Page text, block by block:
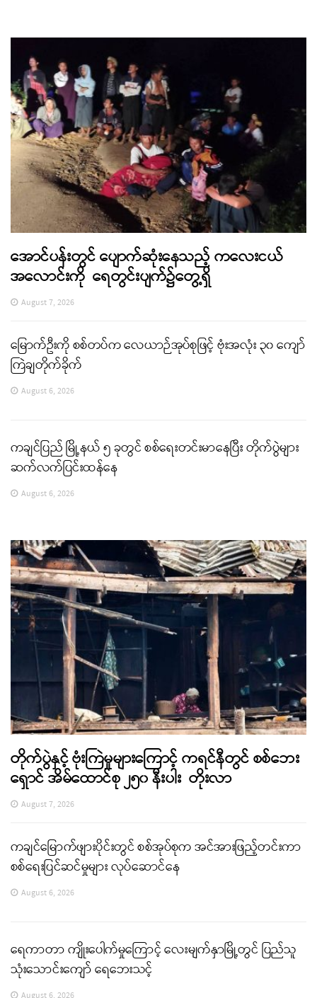
အောင်ပန်းတွင် ပျောက်ဆုံးနေသည့် ကလေးငယ်
အလောင်းကို ရေတွင်းပျက်၌တွေ့ရှိ
August 7, 2026
မြောက်ဦးကို စစ်တပ်က လေယာဉ်အုပ်စုဖြင့် ဗုံးအလုံး ၃၀ ကျော်
ကြဲချတိုက်ခိုက်
August 6, 2026
ကချင်ပြည် မြို့နယ် ၅ ခုတွင် စစ်ရေးတင်းမာနေပြီး တိုက်ပွဲများ
ဆက်လက်ပြင်းထန်နေ
August 6, 2026
တိုက်ပွဲနှင့် ဗုံးကြဲမှုများကြောင့် ကရင်နီတွင် စစ်ဘေး
ရှောင် အိမ်ထောင်စု ၂၅၀ နီးပါး တိုးလာ
August 7, 2026
ကချင်မြောက်ဖျားပိုင်းတွင် စစ်အုပ်စုက အင်အားဖြည့်တင်းကာ
စစ်ရေးပြင်ဆင်မှုများ လုပ်ဆောင်နေ
August 6, 2026
ရေကာတာ ကျိုးပေါက်မှုကြောင့် လေးမျက်နှာမြို့တွင် ပြည်သူ
သုံးသောင်းကျော် ရေဘေးသင့်